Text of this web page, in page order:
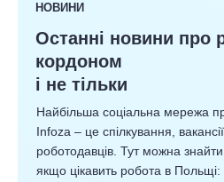
НОВИНИ
Останні новини про
кордоном
і не тільки
Найбільша соціальна мережа
Infoza – це спілкування,
роботодавців. Тут можна
якщо цікавить робота в